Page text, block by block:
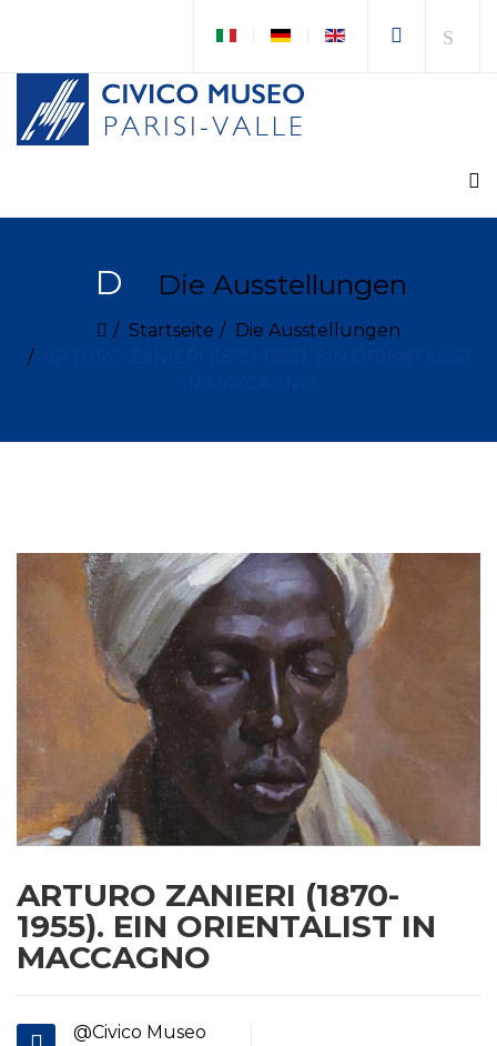
D Die Ausstellungen
Startseite
Die Ausstellungen
ARTURO ZANIERI (1870-
1955). EIN ORIENTALIST IN
MACCAGNO
@Civico Museo